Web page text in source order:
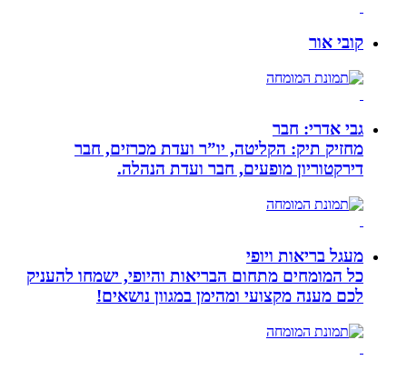
קובי אור
גבי אדרי: חבר
מחזיק תיק: הקליטה, יו”ר ועדת מכרזים, חבר
דירקטוריון מופעים, חבר ועדת הנהלה.
מעגל בריאות ויופי
כל המומחים מתחום הבריאות והיופי, ישמחו להעניק
לכם מענה מקצועי ומהימן במגוון נושאים!